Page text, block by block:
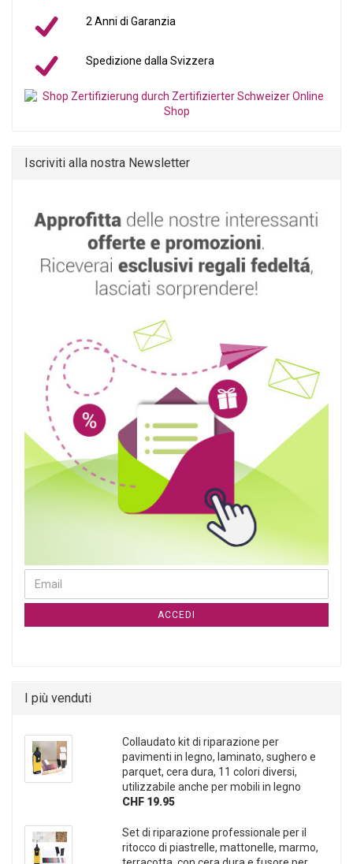
2 Anni di Garanzia
Spedizione dalla Svizzera
Iscriviti alla nostra Newsletter
ACCEDI
I più venduti
Collaudato kit di riparazione per
pavimenti in legno, laminato, sughero e
parquet, cera dura, 11 colori diversi,
utilizzabile anche per mobili in legno
CHF 19.95
Set di riparazione professionale per il
ritocco di piastrelle, mattonelle, marmo,